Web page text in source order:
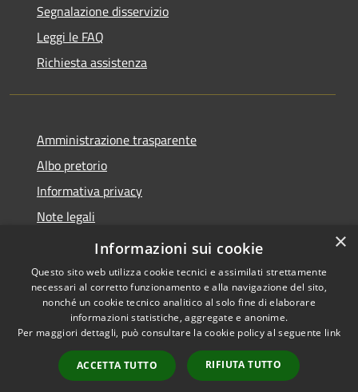
Segnalazione disservizio
Leggi le FAQ
Richiesta assistenza
Amministrazione trasparente
Albo pretorio
Informativa privacy
Note legali
Dichiarazione di accessibilità
Accessibilità
Copyright © 2026 • Comune di
Cencenighe Agordino •
Powered byMunicipium
Accesso redazione
×
Informazioni sui cookie
Questo sito web utilizza cookie tecnici e assimilati strettamente
necessari al corretto funzionamento e alla navigazione del sito,
nonché un cookie tecnico analitico al solo fine di elaborare
informazioni statistiche, aggregate e anonime.
Per maggiori dettagli, può consultare la cookie policy al seguente link
ACCETTA TUTTO RIFIUTA TUTTO